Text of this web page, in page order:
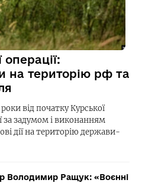
на територію рф та
від початку Курської
за задумом і виконанням
дії на територію держави-
Володимир Ращук: «Воєнні